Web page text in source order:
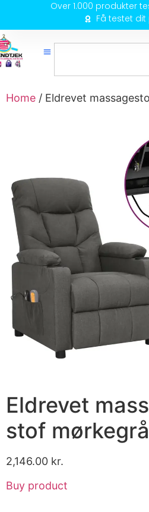
Over 1.000 produkter
Få testet
Home / Eldrevet
Eldrevet
stof mørkegrå
2,146.00 kr.
Buy product